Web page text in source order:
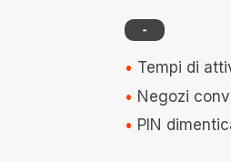
-
Tempi di
Negozi
PIN